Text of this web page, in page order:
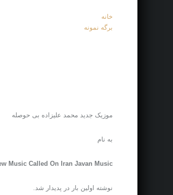
خانه
برگه نمونه
موزیک جدید محمد علیزاده بی حوصله
به نام
Music Called On Iran Javan Music
نوشته اولین بار در پدیدار شد.